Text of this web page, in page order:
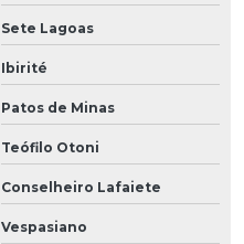
Sete Lagoas
Ibirité
Patos de Minas
Teófilo Otoni
Conselheiro Lafaiete
Vespasiano